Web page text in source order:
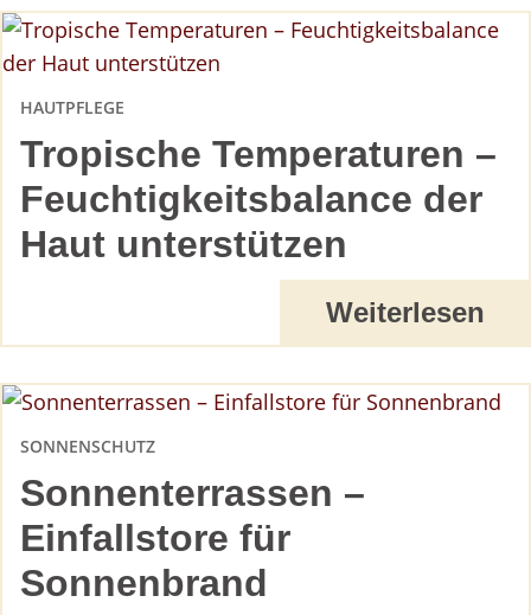
Tropische Temperaturen –
Feuchtigkeitsbalance der
Haut unterstützen
HAUTPFLEGE
Weiterlesen
Sonnenterrassen –
Einfallstore für
Sonnenbrand
SONNENSCHUTZ